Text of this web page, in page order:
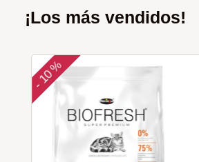
¡Los más vendidos!
-
10 %